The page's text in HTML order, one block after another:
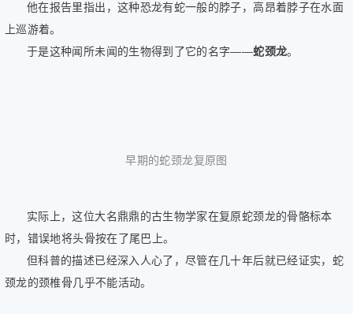
他在报告里指出，这种恐龙有蛇一般的脖子，高昂着脖子在水面
上巡游着。
于是这种闻所未闻的生物得到了它的名字——蛇颈龙。
早期的蛇颈龙复原图
实际上，这位大名鼎鼎的古生物学家在复原蛇颈龙的骨骼标本
时，错误地将头骨按在了尾巴上。
但科普的描述已经深入人心了，尽管在几十年后就已经证实，蛇
颈龙的颈椎骨几乎不能活动。